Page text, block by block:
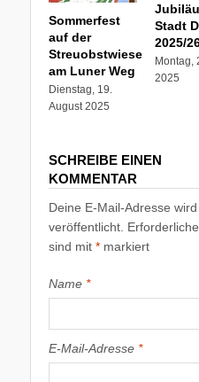
Sommerfest
auf der
Streuobstwiese
am Luner Weg
Dienstag, 19.
August 2025
Stadt
2025/
Montag,
2025
SCHREIBE EINEN
KOMMENTAR
Deine E-Mail-Adresse
veröffentlicht.
sind mit *markiert
Name *
E-Mail-Adresse *